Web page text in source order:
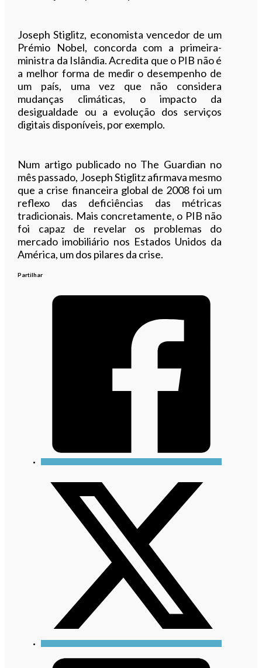
Joseph Stiglitz, economista vencedor de um
Prémio Nobel, concorda com a primeira-
ministra da Islândia. Acredita que o PIB não é
a melhor forma de medir o desempenho de
um país, uma vez que não considera
mudanças climáticas, o impacto da
desigualdade ou a evolução dos serviços
digitais disponíveis, por exemplo.
Num artigo publicado no The Guardian no
mês passado, Joseph Stiglitz afirmava mesmo
que a crise financeira global de 2008 foi um
reflexo das deficiências das métricas
tradicionais. Mais concretamente, o PIB não
foi capaz de revelar os problemas do
mercado imobiliário nos Estados Unidos da
América, um dos pilares da crise.
Partilhar